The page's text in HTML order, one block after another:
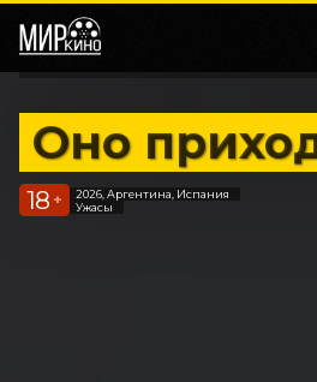
Оно
18 +
2026, Аргентина, Испания
Ужасы